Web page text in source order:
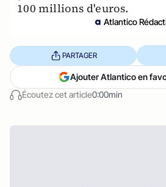
100 millions d'euros.
Atlantico
Écoutez cet article0:00min
PARTAGER
Ajouter Atlantico en